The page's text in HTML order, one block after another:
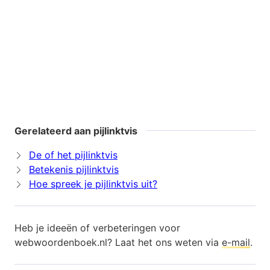
Gerelateerd aan pijlinktvis
De of het pijlinktvis
Betekenis pijlinktvis
Hoe spreek je pijlinktvis uit?
Heb je ideeën of verbeteringen voor
webwoordenboek.nl? Laat het ons weten via e-mail.